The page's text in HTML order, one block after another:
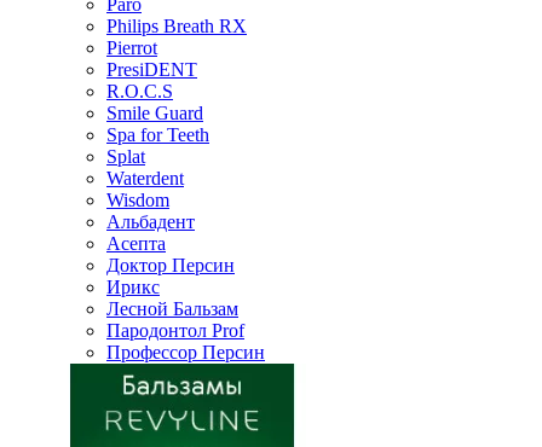
Paro
Philips Breath RX
Pierrot
PresiDENT
R.O.C.S
Smile Guard
Spa for Teeth
Splat
Waterdent
Wisdom
Альбадент
Асепта
Доктор Персин
Ирикс
Лесной Бальзам
Пародонтол Prof
Профессор Персин